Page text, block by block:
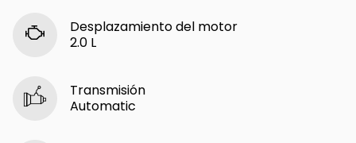
Desplazamiento del motor
2.0 L
Transmisión
Automatic